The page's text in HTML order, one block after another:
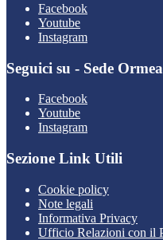
Facebook
Youtube
Instagram
Seguici su - Sede Ormea
Facebook
Youtube
Instagram
Sezione Link Utili
Cookie policy
Note legali
Informativa Privacy
Ufficio Relazioni con il